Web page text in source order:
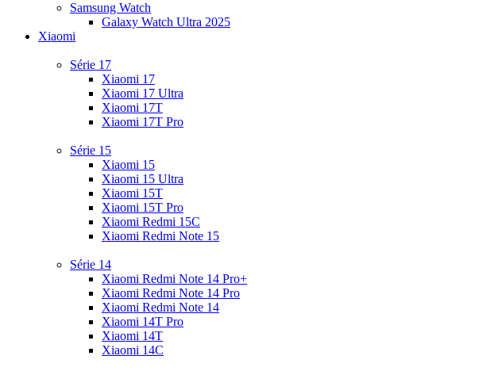
Samsung Watch
Galaxy Watch Ultra 2025
Xiaomi
Série 17
Xiaomi 17
Xiaomi 17 Ultra
Xiaomi 17T
Xiaomi 17T Pro
Série 15
Xiaomi 15
Xiaomi 15 Ultra
Xiaomi 15T
Xiaomi 15T Pro
Xiaomi Redmi 15C
Xiaomi Redmi Note 15
Série 14
Xiaomi Redmi Note 14 Pro+
Xiaomi Redmi Note 14 Pro
Xiaomi Redmi Note 14
Xiaomi 14T Pro
Xiaomi 14T
Xiaomi 14C